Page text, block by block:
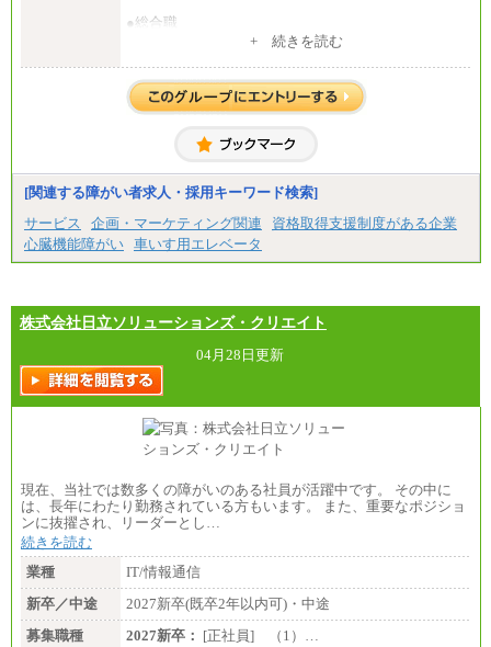
●総合職
(※3)、239,000円(※4)、237,000円（※5）
・専門・短大卒
(※3)、218,500円(※4)、216,500円（※5）
※1…東京都、埼玉県、千葉県、神奈川県
※2…大阪府、京都府、兵庫県、滋賀県
※3…愛知県、静岡県
※4…北海道、宮城県、栃木県、群馬県、長野県、新
潟県、富山県、石川県、岡山県、広島県、山口県、
香川県、福岡県
県、福島県、山形県
・月給には一律地域手当を含んだ金額を表示
（一律地域手当：※1…36,000円、※2…33,000円、
※3…28,000円、※4…25,000円、※5…23,000円）
・試用期間中も給与変更なし
●基幹職（地域限定社員）
・大学・院卒／月給185,000 円～219,000 円 ※勤務地
により異なる。
〈大阪・兵庫〉209,000 円
〈愛知〉194,500 円 〈福岡〉1
85,000 円
地により異なる。
〈東京・神奈川〉210,000 円
〈大阪・兵庫〉200,000 円
〈愛知〉194,500 円 〈福
岡〉185,000円
+ 続きを読む
[関連する障がい者求人・採用キーワード検索]
サービス
企画・マーケティング関連
資格取得支援制度がある企業
心臓機能障がい 車いす用エレベータ
株式会社日立ソリューションズ・クリエイト
04月28日更新
現在、当社では数多くの障がいのある社員が活躍中です。 その中に
は、長年にわたり勤務されている方もいます。 また、重要なポジショ
ンに抜擢され、リーダーとし…
続きを読む
業種
IT/情報通信
新卒／中途
2027新卒(既卒2年以内可)・中途
募集職種
2027新卒： [正社員] （1）…